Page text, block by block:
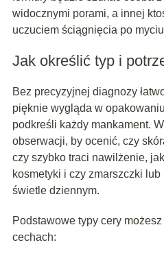
widocznymi porami, a innej
uczuciem ściągnięcia po
Jak określić typ i
Bez precyzyjnej diagnozy
pięknie wygląda w
podkreśli każdy mankament.
obserwacji, by ocenić, czy
czy szybko traci nawilżenie,
kosmetyki i czy zmarszczki
świetle dziennym.
Podstawowe typy cery
cechach: